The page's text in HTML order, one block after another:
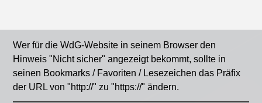
Wer für die WdG-Website in seinem Browser den
Hinweis "Nicht sicher" angezeigt bekommt, sollte in
seinen Bookmarks / Favoriten / Lesezeichen das Präfix
der URL von "http://" zu "https://" ändern.